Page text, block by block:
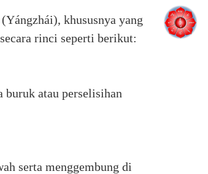
khususnya yang
rinci seperti berikut:
buruk atau perselisihan
serta menggembung di